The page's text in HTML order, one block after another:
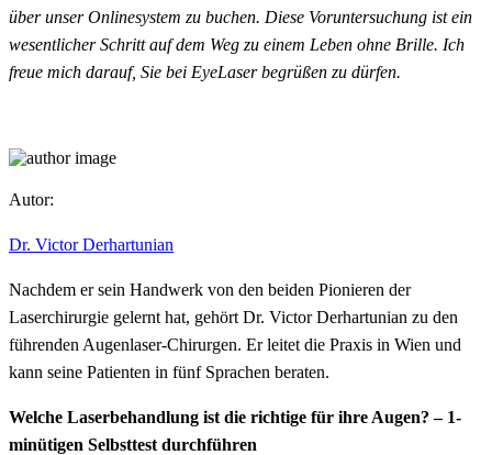
über unser Onlinesystem zu buchen. Diese Voruntersuchung ist ein
wesentlicher Schritt auf dem Weg zu einem Leben ohne Brille. Ich
freue mich darauf, Sie bei EyeLaser begrüßen zu dürfen.
Autor:
Dr. Victor Derhartunian
Nachdem er sein Handwerk von den beiden Pionieren der
Laserchirurgie gelernt hat, gehört Dr. Victor Derhartunian zu den
führenden Augenlaser-Chirurgen. Er leitet die Praxis in Wien und
kann seine Patienten in fünf Sprachen beraten.
Welche Laserbehandlung ist die richtige für ihre Augen? – 1-
minütigen Selbsttest durchführen